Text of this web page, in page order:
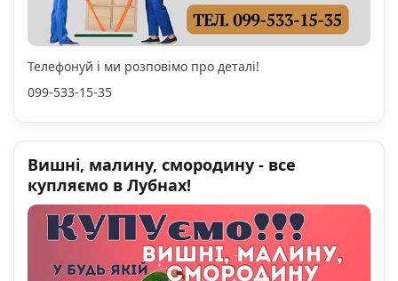
Телефонуй і ми розповімо про деталі!
099-533-15-35
Вишні, малину, смородину - все
купляємо в Лубнах!